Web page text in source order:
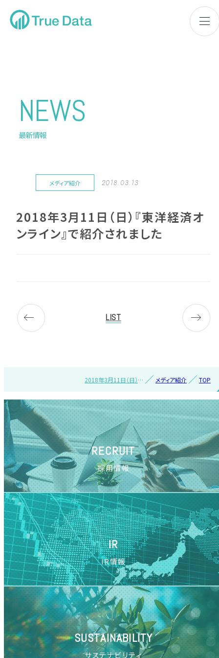
NEWS
最新情報
メディア紹介 2018.03.13
2018年3月11日（日）『東洋経済オ
ンライン』で紹介されました
LIST
TOP
メディア紹介
2018年3月11日（日）
RECRUIT
採用情報
IR
IR情報
SUSTAINABILITY
サステナビリティ